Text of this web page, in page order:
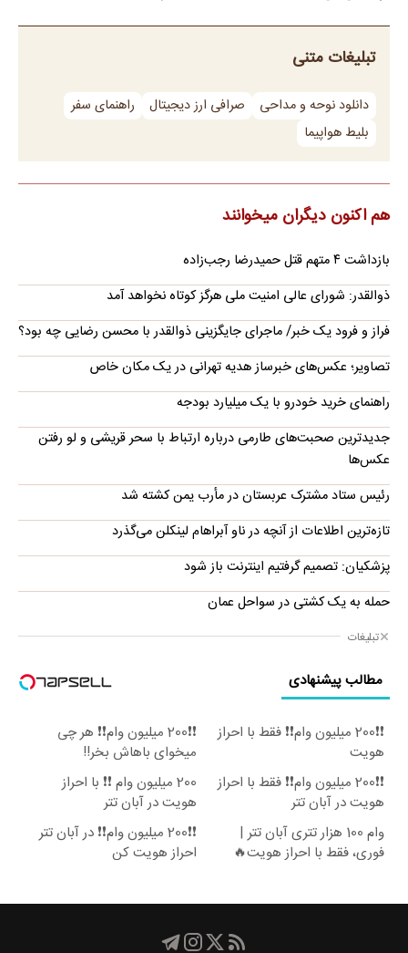
تبلیغات متنی
دانلود نوحه و مداحی صرافی ارز دیجیتال
راهنمای سفر
بلیط هواپیما
هم اکنون دیگران میخوانند
بازداشت ۴ متهم قتل حمیدرضا رجب‌زاده
ذوالقدر: شورای عالی امنیت ملی هرگز کوتاه نخواهد آمد
فراز و فرود یک خبر/ ماجرای جایگزینی ذوالقدر با محسن رضایی چه بود؟
تصاویر؛ عکس‌های خبرساز هدیه تهرانی در یک مکان خاص
راهنمای خرید خودرو با یک میلیارد بودجه
جدیدترین صحبت‌های طارمی درباره ارتباط با سحر قریشی و لو رفتن
عکس‌ها
رئیس ستاد مشترک عربستان در مأرب یمن کشته شد
تازه‌ترین اطلاعات از آنچه در ناو آبراهام لینکلن می‌گذرد
پزشکیان: تصمیم گرفتیم اینترنت باز شود
حمله به یک کشتی در سواحل عمان
تبلیغات
مطالب پیشنهادی
❗❗200 میلیون وام❗❗ فقط با احراز
هویت
❗❗200 میلیون وام❗❗ هر چی
میخوای باهاش بخر!!
❗❗200 میلیون وام❗❗ فقط با احراز
هویت در آبان تتر
200 میلیون وام ❗❗ با احراز
هویت در آبان تتر
وام 100 هزار تتری آبان تتر |
فوری، فقط با احراز هویت🔥
❗❗200 میلیون وام❗❗ در آبان تتر
احراز هویت کن